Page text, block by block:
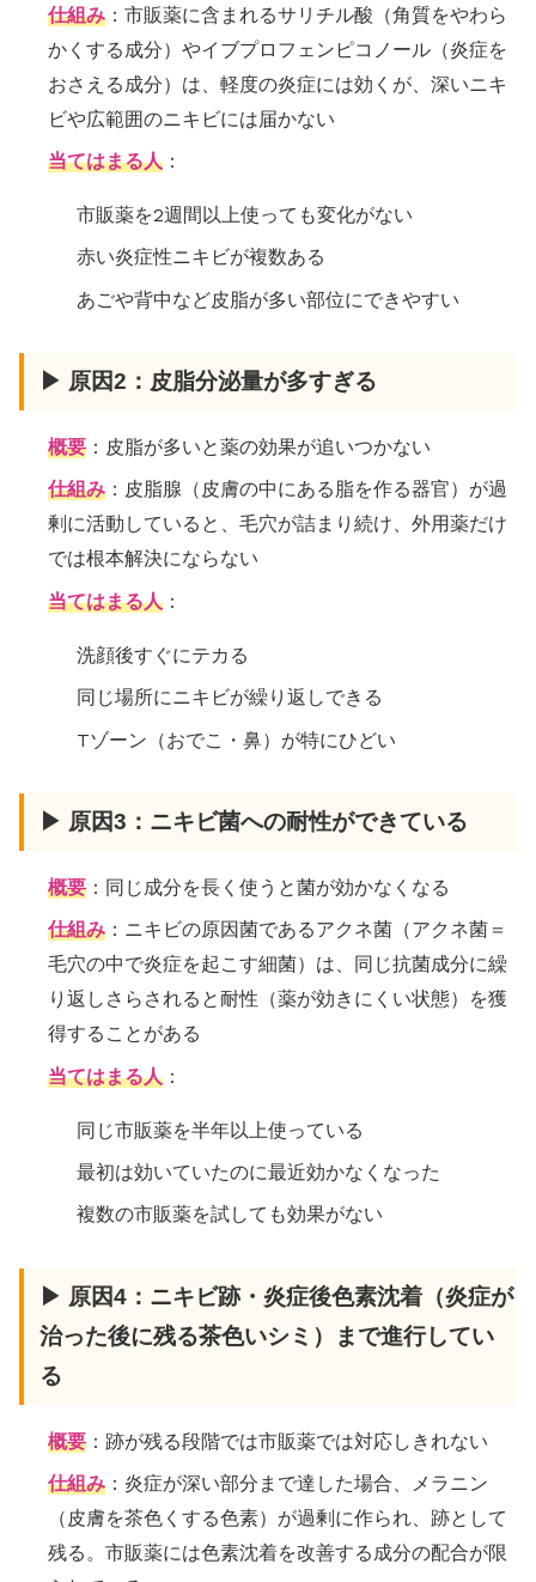
仕組み ：市販薬に含まれるサリチル酸（角質をやわら
かくする成分）やイブプロフェンピコノール（炎症を
おさえる成分）は、軽度の炎症には効くが、深いニキ
ビや広範囲のニキビには届かない
当てはまる人 ：
市販薬を2週間以上使っても変化がない
赤い炎症性ニキビが複数ある
あごや背中など皮脂が多い部位にできやすい
▶ 原因2：皮脂分泌量が多すぎる
概要 ：皮脂が多いと薬の効果が追いつかない
仕組み ：皮脂腺（皮膚の中にある脂を作る器官）が過
剰に活動していると、毛穴が詰まり続け、外用薬だけ
では根本解決にならない
当てはまる人 ：
洗顔後すぐにテカる
同じ場所にニキビが繰り返しできる
Tゾーン（おでこ・鼻）が特にひどい
▶ 原因3：ニキビ菌への耐性ができている
概要 ：同じ成分を長く使うと菌が効かなくなる
仕組み ：ニキビの原因菌であるアクネ菌（アクネ菌＝
毛穴の中で炎症を起こす細菌）は、同じ抗菌成分に繰
り返しさらされると耐性（薬が効きにくい状態）を獲
得することがある
当てはまる人 ：
同じ市販薬を半年以上使っている
最初は効いていたのに最近効かなくなった
複数の市販薬を試しても効果がない
▶ 原因4：ニキビ跡・炎症後色素沈着（炎症が
治った後に残る茶色いシミ）まで進行してい
る
概要 ：跡が残る段階では市販薬では対応しきれない
仕組み ：炎症が深い部分まで達した場合、メラニン
（皮膚を茶色くする色素）が過剰に作られ、跡として
残る。市販薬には色素沈着を改善する成分の配合が限